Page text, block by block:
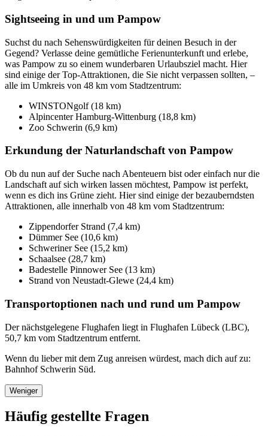
Sightseeing in und um Pampow
Suchst du nach Sehenswürdigkeiten für deinen Besuch in der
Gegend? Verlasse deine gemütliche Ferienunterkunft und erlebe,
was Pampow zu so einem wunderbaren Urlaubsziel macht. Hier
sind einige der Top-Attraktionen, die Sie nicht verpassen sollten, –
alle im Umkreis von 48 km vom Stadtzentrum:
WINSTONgolf (18 km)
Alpincenter Hamburg-Wittenburg (18,8 km)
Zoo Schwerin (6,9 km)
Erkundung der Naturlandschaft von Pampow
Ob du nun auf der Suche nach Abenteuern bist oder einfach nur die
Landschaft auf sich wirken lassen möchtest, Pampow ist perfekt,
wenn es dich ins Grüne zieht. Hier sind einige der bezauberndsten
Attraktionen, alle innerhalb von 48 km vom Stadtzentrum:
Zippendorfer Strand (7,4 km)
Dümmer See (10,6 km)
Schweriner See (15,2 km)
Schaalsee (28,7 km)
Badestelle Pinnower See (13 km)
Strand von Neustadt-Glewe (24,4 km)
Transportoptionen nach und rund um Pampow
Der nächstgelegene Flughafen liegt in Flughafen Lübeck (LBC),
50,7 km vom Stadtzentrum entfernt.
Wenn du lieber mit dem Zug anreisen würdest, mach dich auf zu:
Bahnhof Schwerin Süd.
Weniger
Häufig gestellte Fragen